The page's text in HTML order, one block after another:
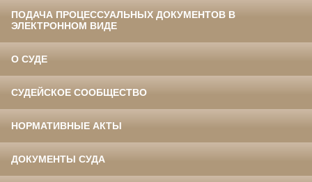
ПОДАЧА ПРОЦЕССУАЛЬНЫХ ДОКУМЕНТОВ В
ЭЛЕКТРОННОМ ВИДЕ
О СУДЕ
СУДЕЙСКОЕ СООБЩЕСТВО
НОРМАТИВНЫЕ АКТЫ
ДОКУМЕНТЫ СУДА